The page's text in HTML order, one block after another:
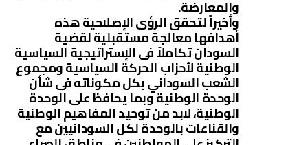
والمعارضة.
وأخيراً لتحقق الرؤى الإصلاحية هذه
أهدافها معالجة مستقبلية لقضية
السودان تكاملاً فى الإستراتيجية السياسية
الوطنية لأحزاب الحركة السياسية ومجموع
الشعب السوداني بكل مكوناته فى شأن
الوحدة الوطنية وبما يحافظ على الوحدة
الوطنية، لابد من توحيد المفاهيم الوطنية
والقناعات بالوحدة لكل السودانيين مع